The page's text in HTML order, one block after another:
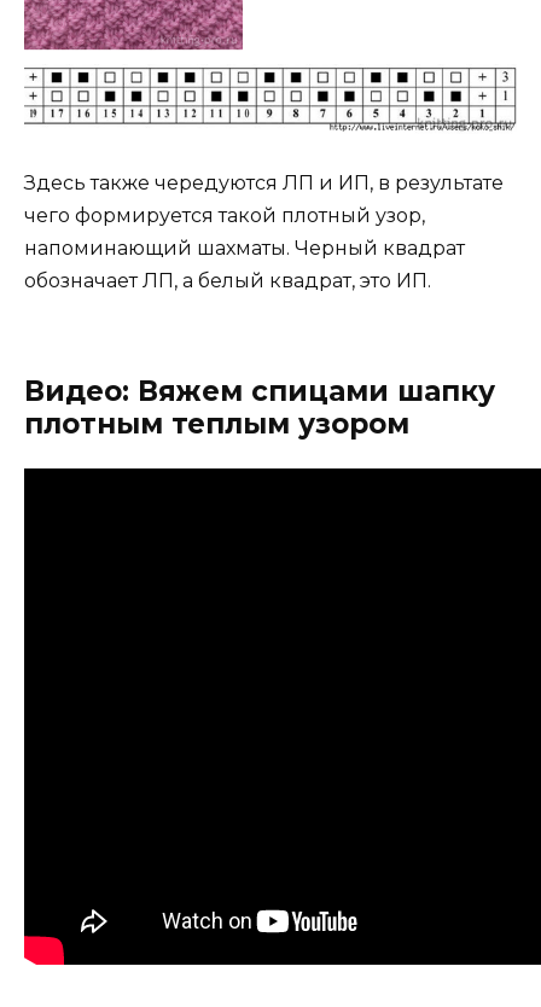
Здесь также чередуются ЛП и ИП, в результате
чего формируется такой плотный узор,
напоминающий шахматы. Черный квадрат
обозначает ЛП, а белый квадрат, это ИП.
Видео: Вяжем спицами шапку
плотным теплым узором